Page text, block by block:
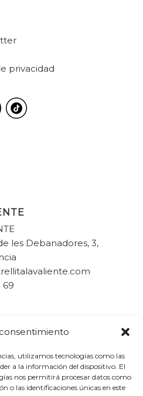
utilizamos tecnologías como las
a la información del dispositivo. El
nos permitirá procesar datos como
o las identificaciones únicas en este
privacidad
les Debanadores, 3,
69